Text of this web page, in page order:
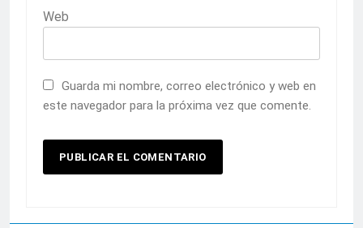
Web
Guarda mi nombre, correo electrónico y web en
este navegador para la próxima vez que comente.